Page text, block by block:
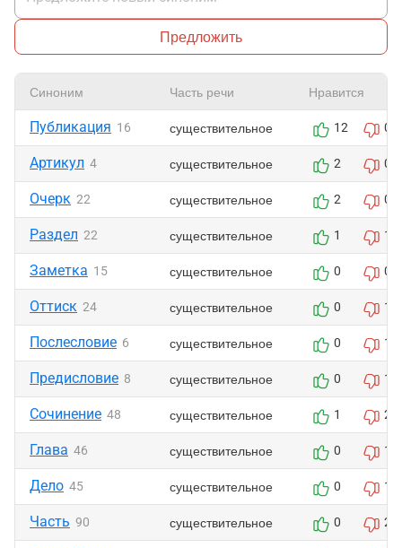
Предложить
Синоним Часть речи Нравится
Публикация 16 существительное 12 0
Артикул 4 существительное 2 0
Очерк 22 существительное 2 0
Раздел 22 существительное 1 1
Заметка 15 существительное 0 0
Оттиск 24 существительное 0 1
Послесловие 6 существительное 0 1
Предисловие 8 существительное 0 1
Сочинение 48 существительное 1 2
Глава 46 существительное 0 1
Дело 45 существительное 0 1
Часть 90 существительное 0 2